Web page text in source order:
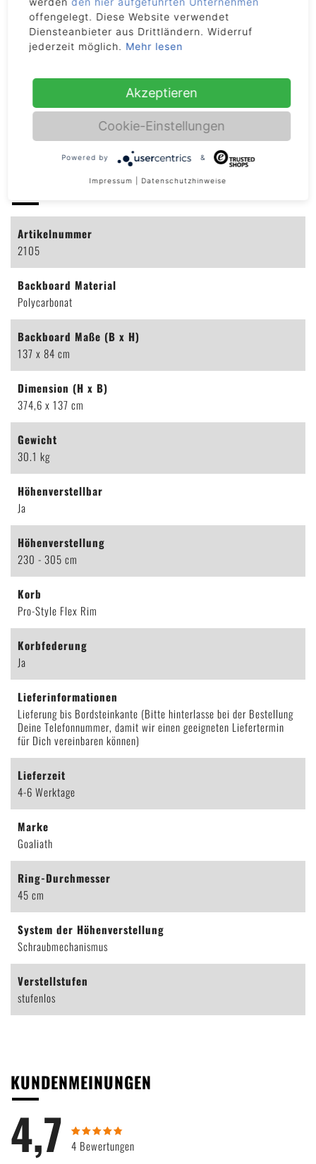
Artikelnummer
2105
Backboard Material
Polycarbonat
Backboard Maße (B x H)
137 x 84 cm
Dimension (H x B)
374,6 x 137 cm
Gewicht
30.1 kg
Höhenverstellbar
Ja
Höhenverstellung
230 - 305 cm
Korb
Pro-Style Flex Rim
Korbfederung
Ja
Lieferinformationen
Lieferung bis Bordsteinkante (Bitte hinterlasse bei der Bestellung
Deine Telefonnummer, damit wir einen geeigneten Liefertermin
für Dich vereinbaren können)
Lieferzeit
4-6 Werktage
Marke
Goaliath
Ring-Durchmesser
45 cm
System der Höhenverstellung
Schraubmechanismus
Verstellstufen
stufenlos
KUNDENMEINUNGEN
4,7 4 Bewertungen
offengelegt. Diese Website verwendet
Diensteanbieter aus Drittländern. Widerruf
jederzeit möglich. Mehr lesen
Akzeptieren
Cookie-Einstellungen
Powered by &
Impressum Datenschutzhinweise